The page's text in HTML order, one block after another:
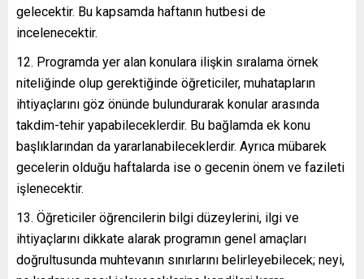
gelecektir. Bu kapsamda haftanın hutbesi de
incelenecektir.
Programda yer alan konulara ilişkin sıralama örnek
niteliğinde olup gerektiğinde öğreticiler, muhatapların
ihtiyaçlarını göz önünde bulundurarak konular arasında
takdim-tehir yapabileceklerdir. Bu bağlamda ek konu
başlıklarından da yararlanabileceklerdir. Ayrıca mübarek
gecelerin olduğu haftalarda ise o gecenin önem ve fazileti
işlenecektir.
Öğreticiler öğrencilerin bilgi düzeylerini, ilgi ve
ihtiyaçlarını dikkate alarak programın genel amaçları
doğrultusunda muhtevanın sınırlarını belirleyebilecek; neyi,